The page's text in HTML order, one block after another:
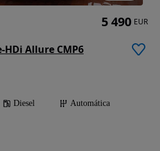
HDi Allure CMP6
Diesel
Automática
5 490 EUR